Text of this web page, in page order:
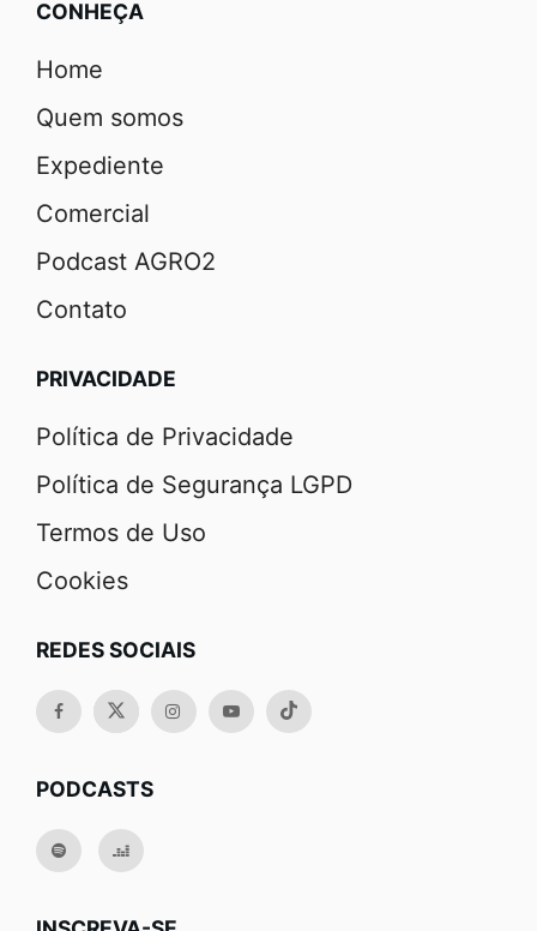
CONHEÇA
Home
Quem somos
Expediente
Comercial
Podcast AGRO2
Contato
PRIVACIDADE
Política de Privacidade
Política de Segurança LGPD
Termos de Uso
Cookies
REDES SOCIAIS
PODCASTS